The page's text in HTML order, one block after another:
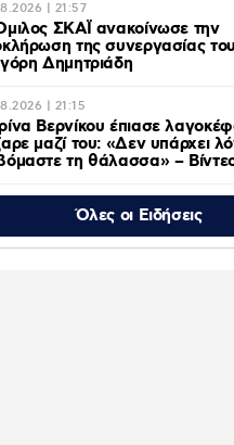
| 21:57
ΣΚΑΪ ανακοίνωσε την
της συνεργασίας
Δημητριάδη
| 21:15
Βερνίκου έπιασε
μαζί του: «Δεν υπάρχει
τη θάλασσα» –
Όλες οι Ειδήσεις